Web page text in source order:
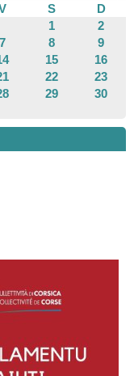
S
D
1
2
7 8
9
15
16
22
23
29
30